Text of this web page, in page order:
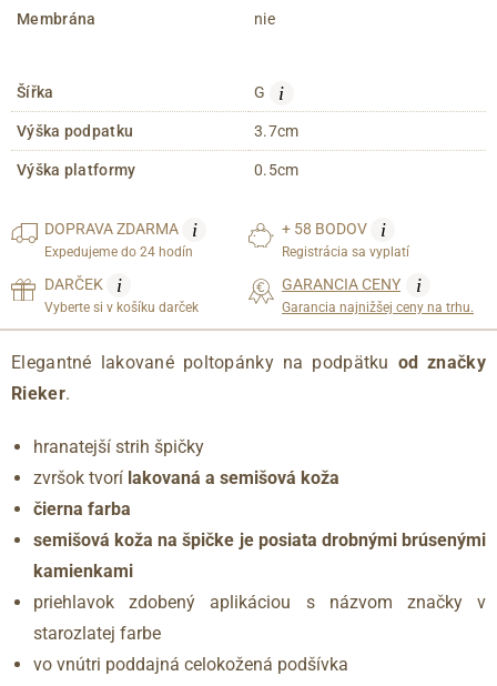
Membrána nie
Šířka G i
Výška podpatku 3.7cm
Výška platformy 0.5cm
DOPRAVAZDARMA i
Expedujeme do 24 hodín
+ 58 BODOV i
Registrácia sa vyplatí
DARČEK i
Vyberte si v košíku darček
GARANCIA CENY i
Garancia najnižšej ceny na trhu.
Elegantné lakované poltopánky na podpätku od značky
Rieker.
hranatejší strih špičky
zvršok tvorí lakovaná a semišová koža
čierna farba
semišová koža na špičke je posiata drobnými brúsenými
kamienkami
priehlavok zdobený aplikáciou s názvom značky v
starozlatej farbe
vo vnútri poddajná celokožená podšívka